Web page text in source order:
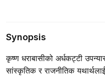
Synopsis
कृष्ण धराबासीको अर्धकट्टी
सांस्कृतिक र राजनीतिक